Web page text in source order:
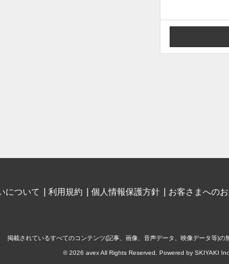
について 利用規約 個人情報保護方針 お客さまへの
掲載されているすべてのコンテンツ(記事、画像、音声データ、映像データ等)の
© 2026 avex All Rights Reserved. Powered by SKIYAKI Inc.